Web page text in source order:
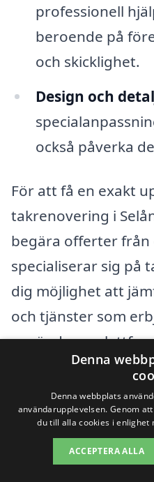
professionell
beroende på
och skicklighet.
Design och
också påverka
För att få en exakt
takrenovering i
begära offerter från
specialiserar sig på
dig möjlighet att
och tjänster som
använda en
pris.se kan du
lokala takläggare
prisuppskattning
specifika behov.
Denna
Denna webbplats
användarupplevelsen. Genom
du till alla cookies i enlighet
ACCEPTERA ALLA